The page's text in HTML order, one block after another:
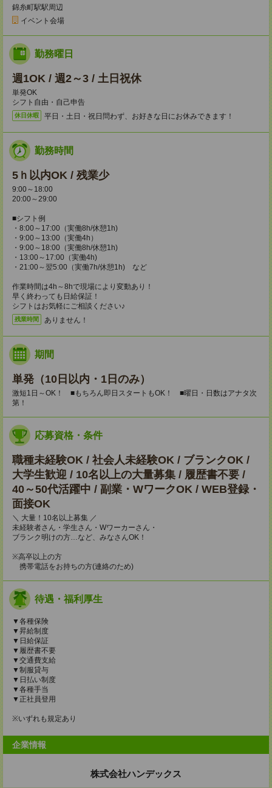
錦糸町駅駅周辺
イベント会場
勤務曜日
週1OK / 週2～3 / 土日祝休
単発OK
シフト自由・自己申告
休日休暇 平日・土日・祝日問わず、お好きな日にお休みできます！
勤務時間
5ｈ以内OK / 残業少
9:00～18:00
20:00～29:00
■シフト例
・8:00～17:00（実働8h/休憩1h)
・9:00～13:00（実働4h）
・9:00～18:00（実働8h/休憩1h)
・13:00～17:00（実働4h)
・21:00～翌5:00（実働7h/休憩1h) など
作業時間は4h～8hで現場により変動あり！
早く終わっても日給保証！
シフトはお気軽にご相談ください♪
残業時間 ありません！
期間
単発（10日以内・1日のみ）
激短1日～OK！ ■もちろん即日スタートもOK！ ■曜日・日数はアナタ次
第！
応募資格・条件
職種未経験OK / 社会人未経験OK / ブランクOK /
大学生歓迎 / 10名以上の大量募集 / 履歴書不要 /
40～50代活躍中 / 副業・WワークOK / WEB登録・
面接OK
＼ 大量！10名以上募集 ／
未経験者さん・学生さん・Wワーカーさん・
ブランク明けの方…など、みなさんOK！
※高卒以上の方
携帯電話をお持ちの方(連絡のため)
待遇・福利厚生
▼各種保険
▼昇給制度
▼日給保証
▼履歴書不要
▼交通費支給
▼制服貸与
▼日払い制度
▼各種手当
▼正社員登用
※いずれも規定あり
企業情報
株式会社ハンデックス